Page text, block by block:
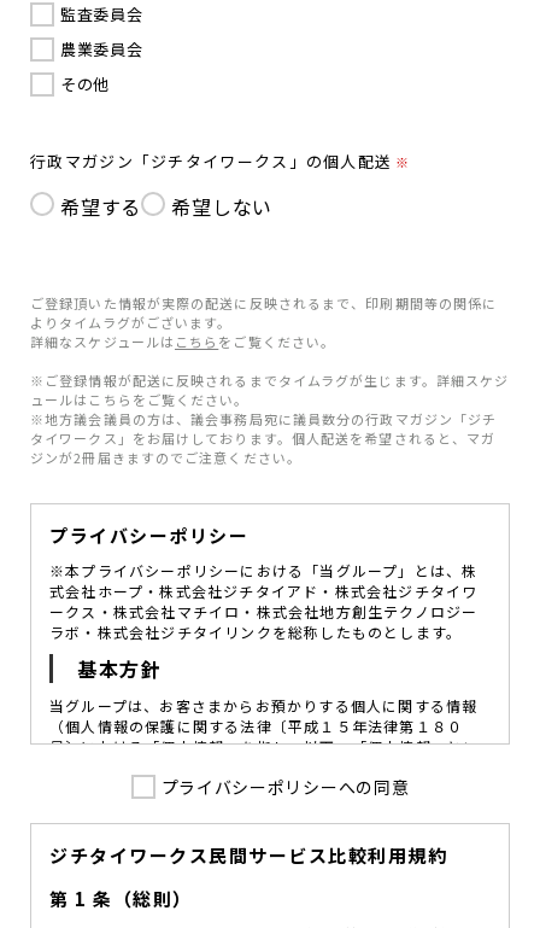
監査委員会
農業委員会
その他
行政マガジン「ジチタイワークス」の個人配送 ※
希望する 希望しない
ご登録頂いた情報が実際の配送に反映されるまで、印刷期間等の関係に
よりタイムラグがございます。
詳細なスケジュールは こちら をご覧ください。
※ご登録情報が配送に反映されるまでタイムラグが生じます。詳細スケジ
ュールはこちらをご覧ください。
※地方議会議員の方は、議会事務局宛に議員数分の行政マガジン「ジチ
タイワークス」をお届けしております。個人配送を希望されると、マガ
ジンが2冊届きますのでご注意ください。
プライバシーポリシー
※本プライバシーポリシーにおける「当グループ」とは、株
式会社ホープ・株式会社ジチタイアド・株式会社ジチタイワ
ークス・株式会社マチイロ・株式会社地方創生テクノロジー
ラボ・株式会社ジチタイリンクを総称したものとします。
基本方針
当グループは、お客さまからお預かりする個人に関する情報
（個人情報の保護に関する法律〔平成１５年法律第１８０
号〕における「個人情報」を指し、以下、「個人情報」とい
図ることが、重要な社会的責務であると考えております。
を定め、役員及び従業員に個人情報保護の重要性の認識と取
組みを徹底させることによって、個人情報の適切な取り扱い
に努めてまいります。
プライバシーポリシーへの同意
ジチタイワークス民間サービス比較利用規約
第 1 条（総則）